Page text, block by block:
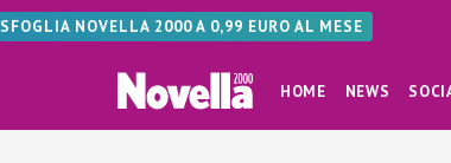
SFOGLIA NOVELLA 2000 A 0,99 EURO AL MESE
HOME NEWS